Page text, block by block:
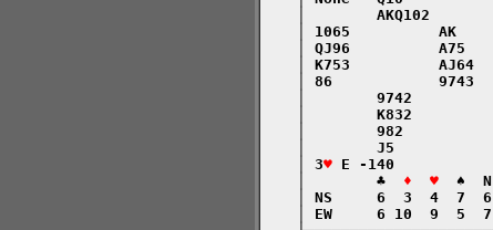
│        AKQ102
│ 1065          AK
│ QJ96          A75
│ K753          AJ64
│ 86            9743
│        9742
│        K832
│        982
│        J5
    │ 3
♥ E -140
    │        ♣
♦  ♥
♠
│ NS     6  3  4  7
│ EW     6 10  9  5